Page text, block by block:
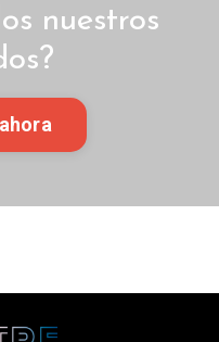
nuestros